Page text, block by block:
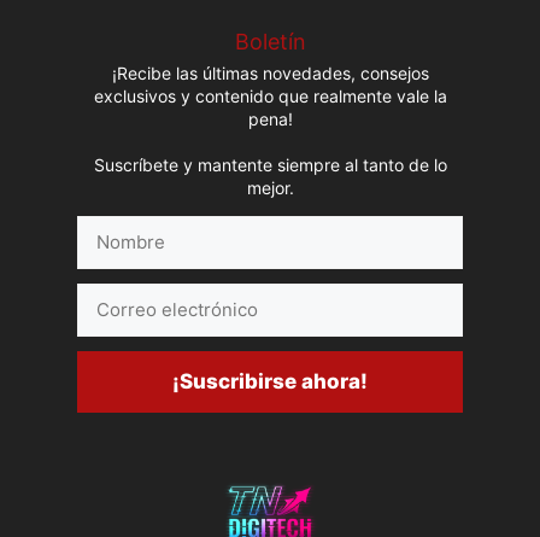
Boletín
¡Recibe las últimas novedades, consejos
exclusivos y contenido que realmente vale la
pena!
Suscríbete y mantente siempre al tanto de lo
mejor.
electrónico
¡Suscribirse ahora!